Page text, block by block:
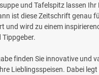
und Tafelspitz lassen Ihr
ist diese Zeitschrift genau
und wird zu einem
Tippgeber.
finden Sie innovative und
Lieblingsspeisen. Dabei